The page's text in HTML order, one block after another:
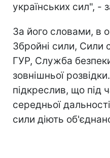
українських сил", -
За його словами, в
Збройні сили, Сили
ГУР, Служба
зовнішньої
підкреслив, що під
середньої
сили діють